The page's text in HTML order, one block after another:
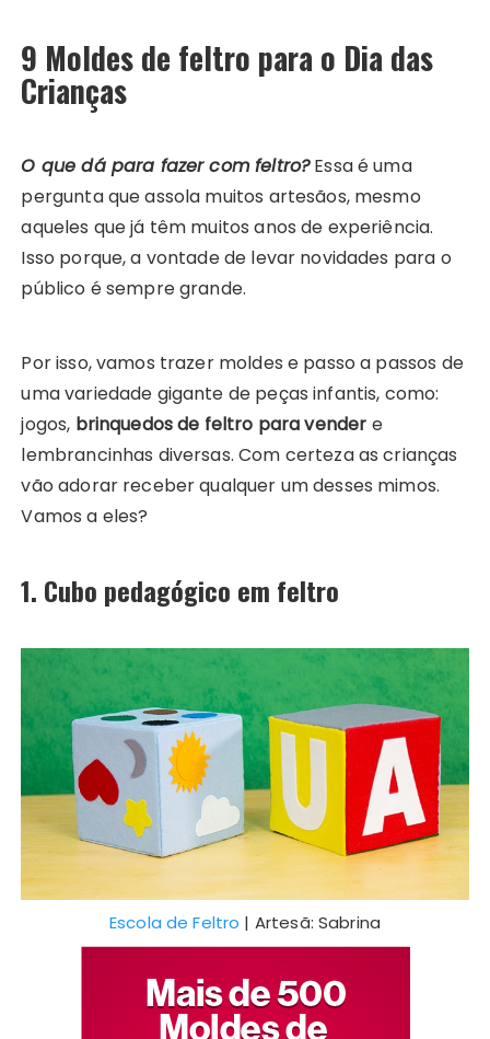
9 Moldes de feltro para o Dia das
Crianças
O que dá para fazer com feltro?Essa é uma
pergunta que assola muitos artesãos, mesmo
aqueles que já têm muitos anos de experiência.
Isso porque, a vontade de levar novidades para o
público é sempre grande.
Por isso, vamos trazer moldes e passo a passos de
uma variedade gigante de peças infantis, como:
jogos, brinquedos de feltro para vender e
lembrancinhas diversas. Com certeza as crianças
vão adorar receber qualquer um desses mimos.
Vamos a eles?
1. Cubo pedagógico em feltro
Escola de Feltro | Artesã: Sabrina